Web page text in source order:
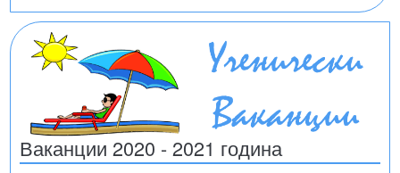
Ваканции 2020 - 2021 година